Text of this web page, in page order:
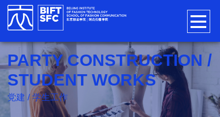
PARTY CONSTRUCTION /
STUDENT WORKS
党建 / 学生工作